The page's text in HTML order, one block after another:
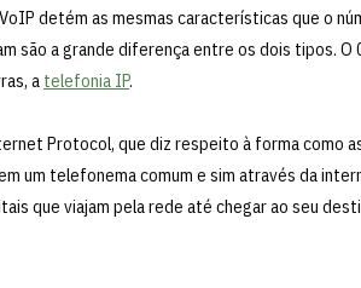
detém as mesmas características que o
são a grande diferença entre os dois tipos.
a telefonia IP.
Protocol, que diz respeito à forma como
um telefonema comum e sim através da
que viajam pela rede até chegar ao seu